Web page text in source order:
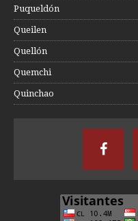
Puqueldón
Queilen
Quellón
Quemchi
Quinchao